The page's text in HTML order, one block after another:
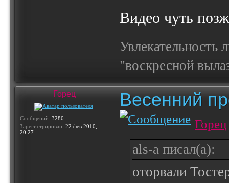
Видео чуть
Увлекательность
"воскресной
Горец
Сообщений: 3280
Зарегистрирован: 22 фев 2010,
20:27
Весенний
Горец
als-a писал(а):
оторвали